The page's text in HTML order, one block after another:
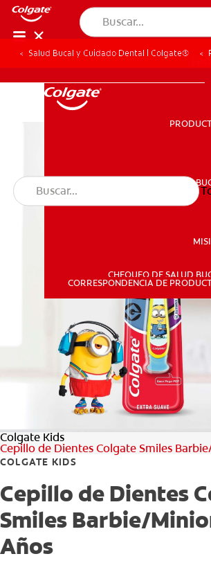
SALUD
CHEQUEO DE SALUD
CORRESPONDENCIA DE
Salud Bucal y Cuidado Dental | Colgate®
Colgate Kids
Cepillo de Dientes Colgate Smiles
COLGATE KIDS
Cepillo de Dientes
Smiles Barbie/
Años